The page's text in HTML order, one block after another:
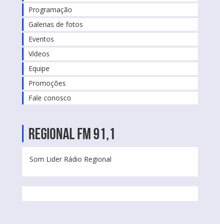
Programação
Galerias de fotos
Eventos
Vídeos
Equipe
Promoções
Fale conosco
Regional FM 91,1
Som Lider Rádio Regional